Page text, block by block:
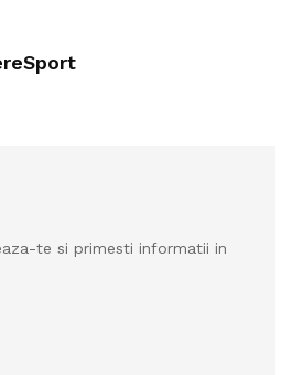
te si primesti informatii in